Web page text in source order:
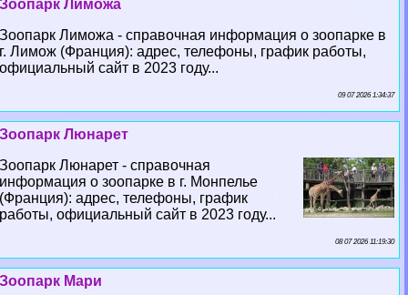
Зоопарк Лиможа
Зоопарк Лиможа - справочная информация о зоопарке в
г. Лимож (Франция): адрес, телефоны, график работы,
официальный сайт в 2023 году...
09 07 2026 1:34:37
Зоопарк Люнарет
Зоопарк Люнарет - справочная
информация о зоопарке в г. Монпелье
(Франция): адрес, телефоны, график
работы, официальный сайт в 2023 году...
08 07 2026 11:19:30
Зоопарк Мари